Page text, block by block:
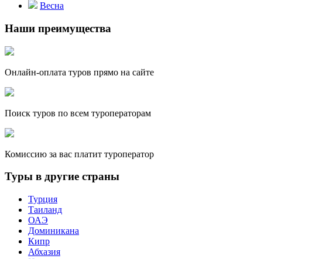
Весна
Наши преимущества
Онлайн-оплата туров прямо на сайте
Поиск туров по всем туроператорам
Комиссию за вас платит туроператор
Туры в другие страны
Турция
Таиланд
ОАЭ
Доминикана
Кипр
Абхазия